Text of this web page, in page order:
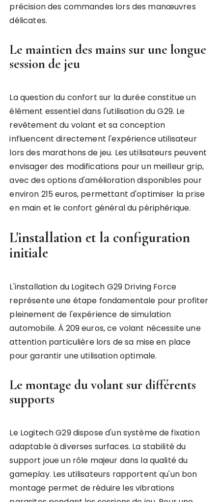
précision des commandes lors des manœuvres
délicates.
Le maintien des mains sur une longue
session de jeu
La question du confort sur la durée constitue un
élément essentiel dans l'utilisation du G29. Le
revêtement du volant et sa conception
influencent directement l'expérience utilisateur
lors des marathons de jeu. Les utilisateurs peuvent
envisager des modifications pour un meilleur grip,
avec des options d'amélioration disponibles pour
environ 215 euros, permettant d'optimiser la prise
en main et le confort général du périphérique.
L'installation et la configuration
initiale
L'installation du Logitech G29 Driving Force
représente une étape fondamentale pour profiter
pleinement de l'expérience de simulation
automobile. À 209 euros, ce volant nécessite une
attention particulière lors de sa mise en place
pour garantir une utilisation optimale.
Le montage du volant sur différents
supports
Le Logitech G29 dispose d'un système de fixation
adaptable à diverses surfaces. La stabilité du
support joue un rôle majeur dans la qualité du
gameplay. Les utilisateurs rapportent qu'un bon
montage permet de réduire les vibrations